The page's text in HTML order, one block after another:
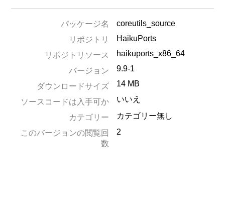
パッケージ名
coreutils_source
リポジトリ
HaikuPorts
リポジトリソース
haikuports_x86_64
バージョン
9.9-1
ダウンロードサイズ 14 MB
ソースコードは入手可か いいえ
カテゴリー
カテゴリー無し
このバージョンの閲覧回
数
2